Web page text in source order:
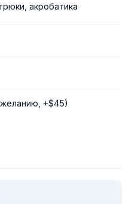
акробатика
+$45)